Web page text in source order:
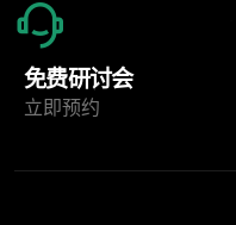
免费研讨会
立即预约